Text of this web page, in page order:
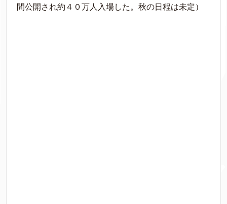
間公開され約４０万人入場した。秋の日程は未定）